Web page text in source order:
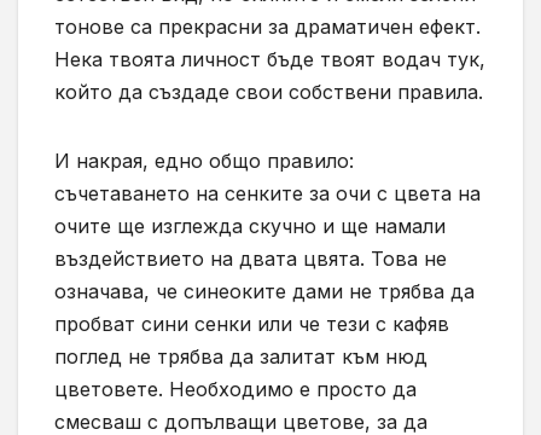
тонове са прекрасни за драматичен ефект.
Нека твоята личност бъде твоят водач тук,
който да създаде свои собствени правила.
И накрая, едно общо правило:
съчетаването на сенките за очи с цвета на
очите ще изглежда скучно и ще намали
въздействието на двата цвята. Това не
означава, че синеоките дами не трябва да
пробват сини сенки или че тези с кафяв
поглед не трябва да залитат към нюд
цветовете. Необходимо е просто да
смесваш с допълващи цветове, за да